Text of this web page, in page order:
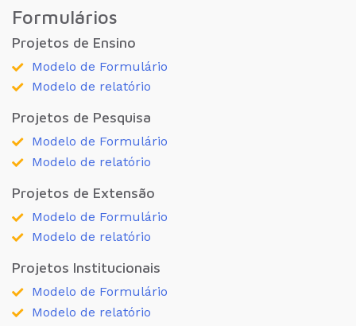
Formulários
Projetos de Ensino
Modelo de Formulário
Modelo de relatório
Projetos de Pesquisa
Modelo de Formulário
Modelo de relatório
Projetos de Extensão
Modelo de Formulário
Modelo de relatório
Projetos Institucionais
Modelo de Formulário
Modelo de relatório